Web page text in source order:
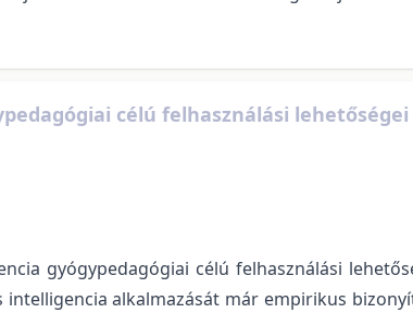
célú felhasználási lehetőségei
gyógypedagógiai célú felhasználási
alkalmazását már empirikus